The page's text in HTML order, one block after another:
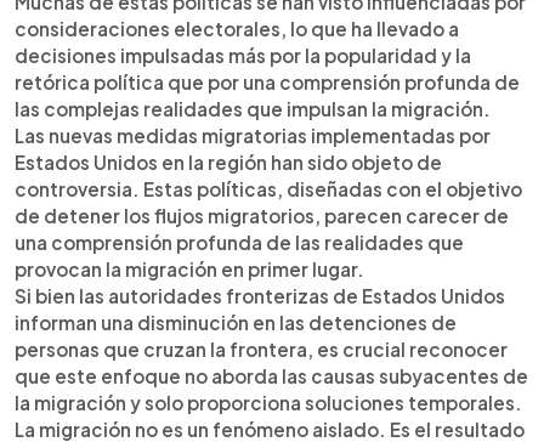
consideraciones electorales, lo que ha llevado a
decisiones impulsadas más por la popularidad y la
retórica política que por una comprensión profunda de
las complejas realidades que impulsan la migración.
Las nuevas medidas migratorias implementadas por
Estados Unidos en la región han sido objeto de
controversia. Estas políticas, diseñadas con el objetivo
de detener los flujos migratorios, parecen carecer de
una comprensión profunda de las realidades que
provocan la migración en primer lugar.
Si bien las autoridades fronterizas de Estados Unidos
informan una disminución en las detenciones de
personas que cruzan la frontera, es crucial reconocer
que este enfoque no aborda las causas subyacentes de
la migración y solo proporciona soluciones temporales.
La migración no es un fenómeno aislado. Es el resultado